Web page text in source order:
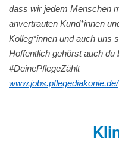
dass wir jedem Menschen
anvertrauten Kund*innen
Kolleg*innen und auch uns
Hoffentlich gehörst auch du
#DeinePflegeZählt
www.jobs.pflegediakonie.de/